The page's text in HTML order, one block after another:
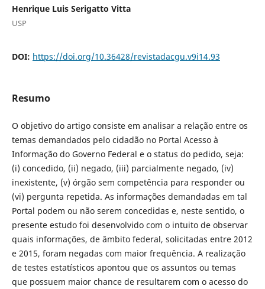
Henrique Luis Serigatto Vitta
USP
DOI: https://doi.org/10.36428/revistadacgu.v9i14.93
Resumo
O objetivo do artigo consiste em analisar a relação entre os
temas demandados pelo cidadão no Portal Acesso à
Informação do Governo Federal e o status do pedido, seja:
(i) concedido, (ii) negado, (iii) parcialmente negado, (iv)
inexistente, (v) órgão sem competência para responder ou
(vi) pergunta repetida. As informações demandadas em tal
Portal podem ou não serem concedidas e, neste sentido, o
presente estudo foi desenvolvido com o intuito de observar
quais informações, de âmbito federal, solicitadas entre 2012
e 2015, foram negadas com maior frequência. A realização
de testes estatísticos apontou que os assuntos ou temas
que possuem maior chance de resultarem com o acesso do